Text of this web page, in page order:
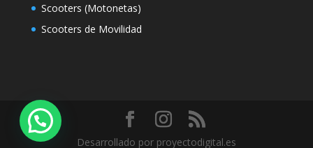
Scooters (Motonetas)
Scooters de Movilidad
Desarrollado por proyectodigital.es